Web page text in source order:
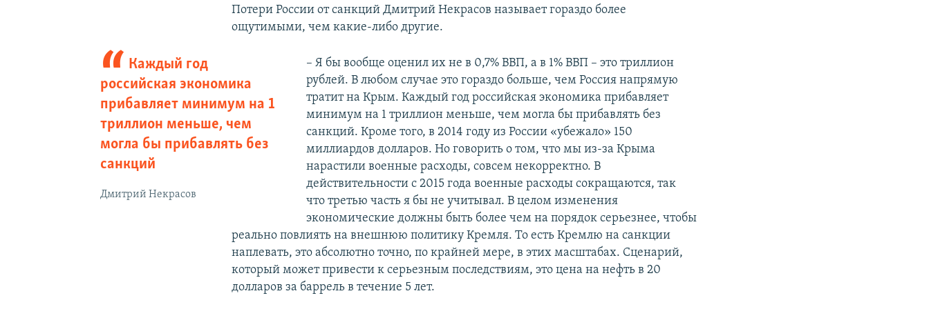
Потери России от санкций Дмитрий Некрасов называет гораздо более
ощутимыми, чем какие-либо другие.
Каждый год
российская экономика
прибавляет минимум на 1
триллион меньше, чем
могла бы прибавлять без
санкций
Дмитрий Некрасов
– Я бы вообще оценил их не в 0,7% ВВП, а в 1% ВВП – это триллион
рублей. В любом случае это гораздо больше, чем Россия напрямую
тратит на Крым. Каждый год российская экономика прибавляет
минимум на 1 триллион меньше, чем могла бы прибавлять без
санкций. Кроме того, в 2014 году из России «убежало» 150
миллиардов долларов. Но говорить о том, что мы из-за Крыма
нарастили военные расходы, совсем некорректно. В
действительности с 2015 года военные расходы сокращаются, так
что третью часть я бы не учитывал. В целом изменения
экономические должны быть более чем на порядок серьезнее, чтобы
реально повлиять на внешнюю политику Кремля. То есть Кремлю на санкции
наплевать, это абсолютно точно, по крайней мере, в этих масштабах. Сценарий,
который может привести к серьезным последствиям, это цена на нефть в 20
долларов за баррель в течение 5 лет.